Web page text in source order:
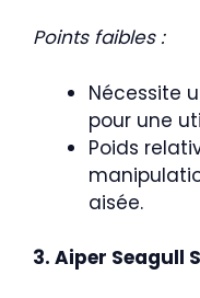
Points faibles :
Nécessite
pour une
Poids
aisée.
3. Aiper Seagull